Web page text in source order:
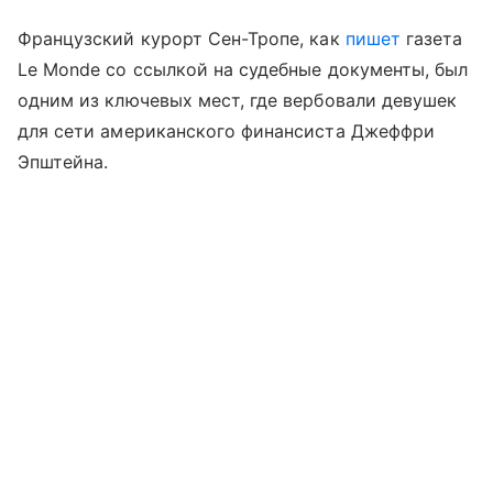
Французский курорт Сен-Тропе, как пишет газета
Le Monde со ссылкой на судебные документы, был
одним из ключевых мест, где вербовали девушек
для сети американского финансиста Джеффри
Эпштейна.